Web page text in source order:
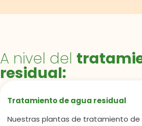
A nivel del
residual:
Tratamiento de agua residual
Nuestras plantas de tratamiento